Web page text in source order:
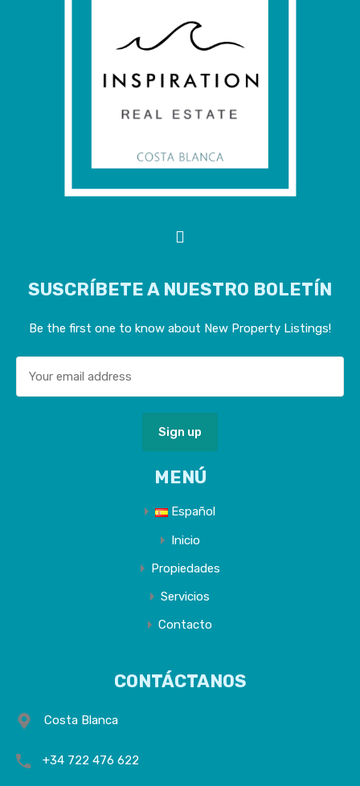
SUSCRÍBETE A NUESTRO BOLETÍN
Be the first one to know about New Property Listings!
MENÚ
Español
Inicio
Propiedades
Servicios
Contacto
CONTÁCTANOS
Costa Blanca
+34 722 476 622